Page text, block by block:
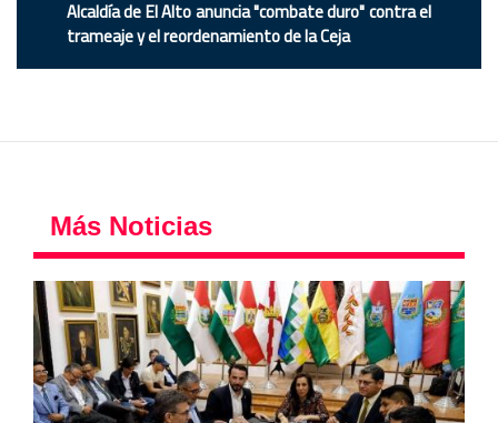
Alcaldía de El Alto anuncia "combate duro" contra el
trameaje y el reordenamiento de la Ceja
Más Noticias